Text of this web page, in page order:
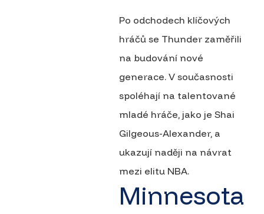
Po odchodech klíčových
hráčů se Thunder zaměřili
na budování nové
generace. V současnosti
spoléhají na talentované
mladé hráče, jako je Shai
Gilgeous-Alexander, a
ukazují naději na návrat
mezi elitu NBA.
Minnesota